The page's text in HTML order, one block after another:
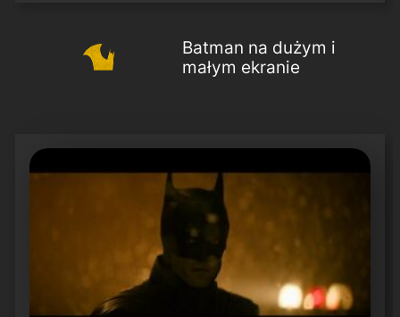
Batman na dużym i
małym ekranie